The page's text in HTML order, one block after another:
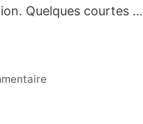
Quelques courtes …